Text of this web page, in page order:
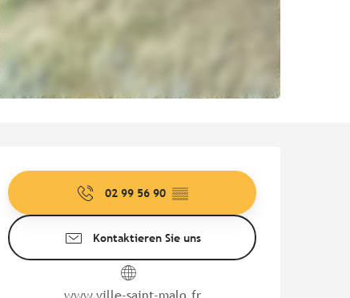
Öffnungszeiten &
02 99 56 90 ▒▒
Kontaktieren Sie uns